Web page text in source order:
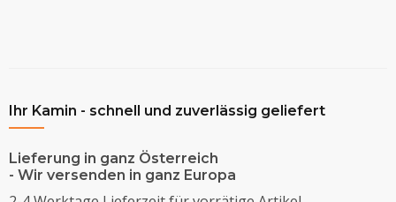
Ihr Kamin - schnell und zuverlässig geliefert
Lieferung in ganz Österreich
- Wir versenden in ganz Europa